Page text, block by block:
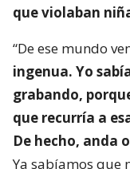
que violaban
“De ese mundo
ingenua. Yo
grabando,
que recurría a
De hecho, anda
Ya sabíamos que